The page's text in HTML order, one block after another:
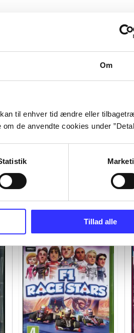
Om
til enhver tid ændre eller
de anvendte cookies under
Tillad alle